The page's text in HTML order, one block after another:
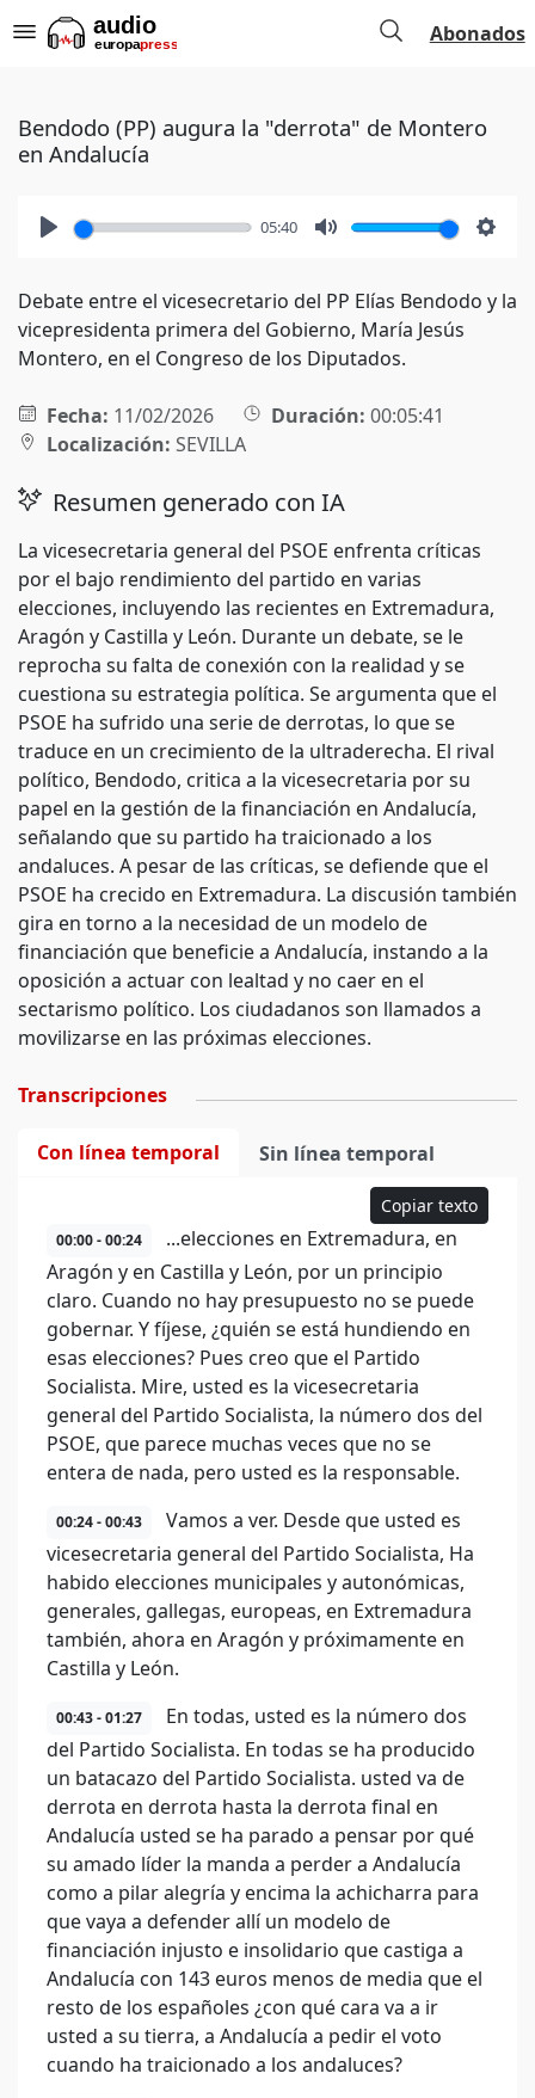
Abonados
Bendodo (PP) augura la "derrota" de Montero
en Andalucía
05:40
Debate entre el vicesecretario del PP Elías Bendodo y la
vicepresidenta primera del Gobierno, María Jesús
Montero, en el Congreso de los Diputados.
Fecha: 11/02/2026 Duración: 00:05:41
Localización: SEVILLA
Resumen generado con IA
La vicesecretaria general del PSOE enfrenta críticas
por el bajo rendimiento del partido en varias
elecciones, incluyendo las recientes en Extremadura,
Aragón y Castilla y León. Durante un debate, se le
reprocha su falta de conexión con la realidad y se
cuestiona su estrategia política. Se argumenta que el
PSOE ha sufrido una serie de derrotas, lo que se
traduce en un crecimiento de la ultraderecha. El rival
político, Bendodo, critica a la vicesecretaria por su
papel en la gestión de la financiación en Andalucía,
señalando que su partido ha traicionado a los
andaluces. A pesar de las críticas, se defiende que el
PSOE ha crecido en Extremadura. La discusión también
gira en torno a la necesidad de un modelo de
financiación que beneficie a Andalucía, instando a la
oposición a actuar con lealtad y no caer en el
sectarismo político. Los ciudadanos son llamados a
movilizarse en las próximas elecciones.
Transcripciones
Con línea temporal Sin línea temporal
Copiar texto
00:00 - 00:24
...elecciones en Extremadura, en
Aragón y en Castilla y León, por un principio
claro. Cuando no hay presupuesto no se puede
gobernar. Y fíjese, ¿quién se está hundiendo en
esas elecciones? Pues creo que el Partido
Socialista. Mire, usted es la vicesecretaria
general del Partido Socialista, la número dos del
PSOE, que parece muchas veces que no se
entera de nada, pero usted es la responsable.
00:24 - 00:43
Vamos a ver. Desde que usted es
vicesecretaria general del Partido Socialista, Ha
habido elecciones municipales y autonómicas,
generales, gallegas, europeas, en Extremadura
también, ahora en Aragón y próximamente en
Castilla y León.
00:43 - 01:27
En todas, usted es la número dos
del Partido Socialista. En todas se ha producido
un batacazo del Partido Socialista. usted va de
derrota en derrota hasta la derrota final en
Andalucía usted se ha parado a pensar por qué
su amado líder la manda a perder a Andalucía
como a pilar alegría y encima la achicharra para
que vaya a defender allí un modelo de
financiación injusto e insolidario que castiga a
Andalucía con 143 euros menos de media que el
resto de los españoles ¿con qué cara va a ir
usted a su tierra, a Andalucía a pedir el voto
cuando ha traicionado a los andaluces?